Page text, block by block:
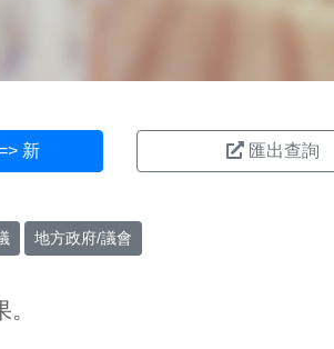
新 匯出查詢
地方政府/議會